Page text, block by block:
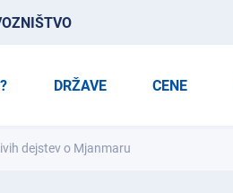
DRŽAVE CENE
dejstev o Mjanmaru